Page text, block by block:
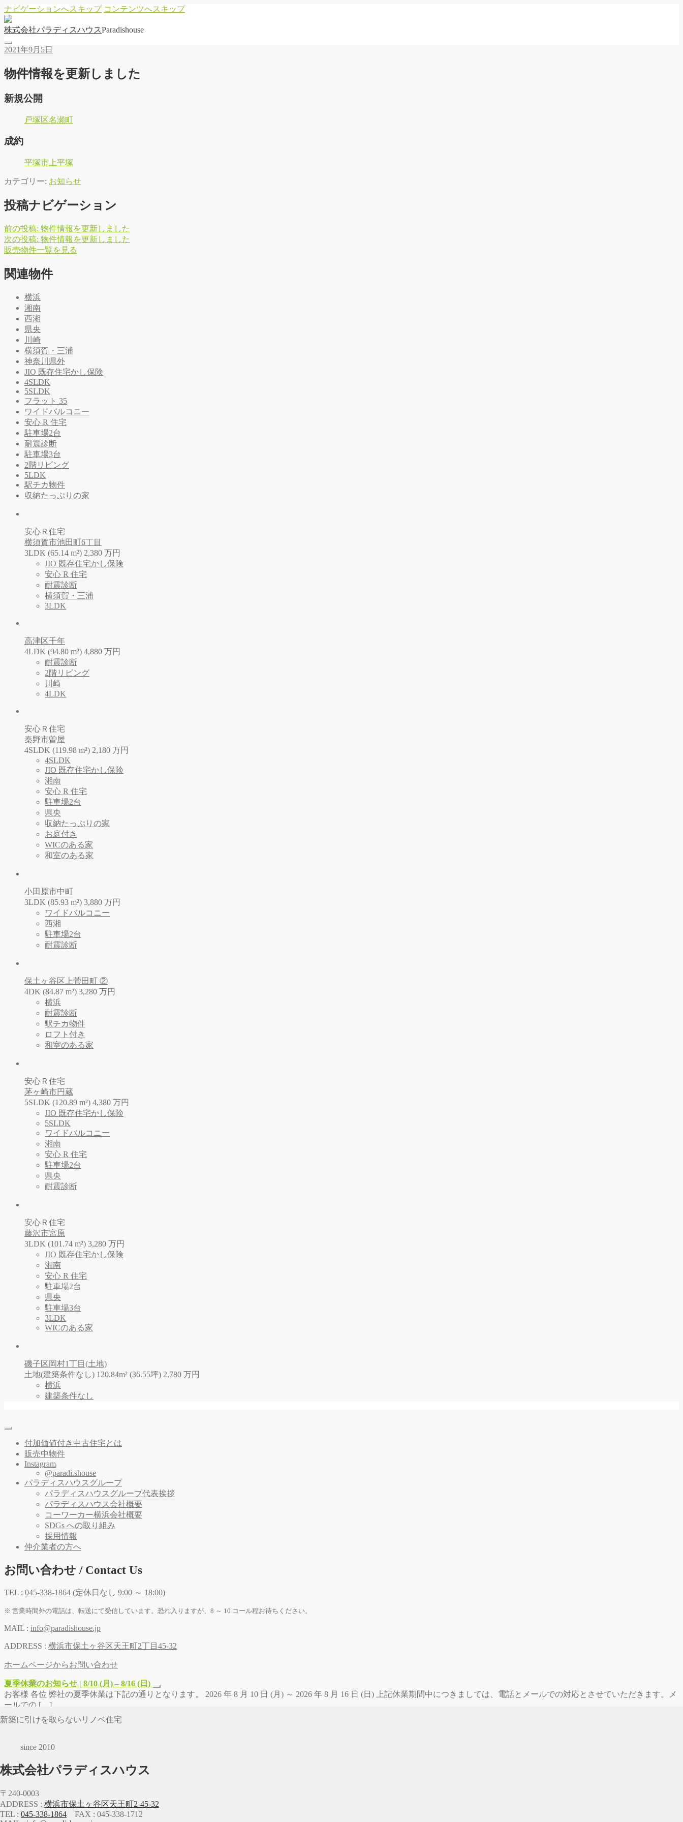
ナビゲーションへスキップ コンテンツへスキップ
株式会社パラディ スハウ スParadishouse
2021年9月5日
物件情報を更新しました
新規公開
戸塚区名瀬町
成約
平塚市上平塚
カテゴリー: お知らせ
投稿ナビゲーション
前の投稿: 物件情報を更新しました
次の投稿: 物件情報を更新しました
販売物件一覧を 見る
関連物件
横浜
湘南
西湘
県央
川崎
横須賀・三浦
神奈川県外
JIO 既存住宅かし保険
4SLDK
5SLDK
フラット 35
ワイドバルコニー
安心 R 住宅
駐車場2台
耐震診断
駐車場3台
2階リビング
5LDK
駅チカ物件
収納たっぷりの家
安心Ｒ住宅
横須賀市池田町6丁目
3LDK (65.14 m²) 2,380 万円
JIO 既存住宅かし保険
安心 R 住宅
耐震診断
横須賀・三浦
3LDK
高津区千年
4LDK (94.80 m²) 4,880 万円
耐震診断
2階リビング
川崎
4LDK
安心Ｒ住宅
秦野市曽屋
4SLDK (119.98 m²) 2,180 万円
4SLDK
JIO 既存住宅かし保険
湘南
安心 R 住宅
駐車場2台
県央
収納たっぷりの家
お庭付き
WICのある家
和室のある家
小田原市中町
3LDK (85.93 m²) 3,880 万円
ワイドバルコニー
西湘
駐車場2台
耐震診断
保土ヶ谷区上菅田町 ②
4DK (84.87 m²) 3,280 万円
横浜
耐震診断
駅チカ物件
ロフト付き
和室のある家
安心Ｒ住宅
茅ヶ崎市円蔵
5SLDK (120.89 m²) 4,380 万円
JIO 既存住宅かし保険
5SLDK
ワイドバルコニー
湘南
安心 R 住宅
駐車場2台
県央
耐震診断
安心Ｒ住宅
藤沢市宮原
3LDK (101.74 m²) 3,280 万円
JIO 既存住宅かし保険
湘南
安心 R 住宅
駐車場2台
県央
駐車場3台
3LDK
WICのある家
磯子区岡村1丁目(土地)
土地(建築条件なし) 120.84m² (36.55坪) 2,780 万円
横浜
建築条件なし
新築に引けを取らないリノベ住宅
since 2010
株式会社パラディスハウス
〒240-0003
ADDRESS : 横浜市保土ヶ谷区天王町2-45-32
TEL : 045-338-1864 FAX : 045-338-1712
付加価値付き中古住宅とは
販売中物件
Instagram
@paradi.shouse
パラディスハウスグループ
パラディスハウスグループ代表挨拶
パラディスハウス会社概要
コーワーカー横浜会社概要
SDGs への取り組み
採用情報
仲介業者の方へ
お問い合わせ / Contact Us
TEL : 045-338-1864 (定休日なし 9:00 ～ 18:00)
※ 営業時間外の電話は、転送にて受信しています。恐れ入りますが、8 ～ 10 コール程お待ちください。
MAIL : info@paradishouse.jp
ADDRESS : 横浜市保土ヶ谷区天王町2丁目45-32
ホームページからお問い合わせ
夏季休業のお知らせ | 8/10 (月) – 8/16 (日)
お客様 各位 弊社の夏季休業は下記の通りとなります。 2026 年 8 月 10 日 (月) ～ 2026 年 8 月 16 日 (日) 上記休業期間中につきましては、電話とメールでの対応とさせていただきます。メ
ールでの […]